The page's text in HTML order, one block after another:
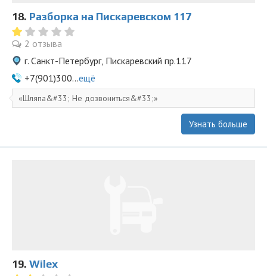
18. Разборка на Пискаревском 117
2 отзыва
г. Санкт-Петербург, Пискаревский пр.117
+7(901)300...ещё
Шляпа&#33; Не дозвониться&#33;
Узнать больше
19. Wilex